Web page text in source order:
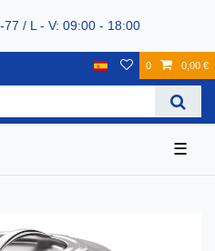
/ L - V: 09:00 - 18:00
0 0,00 €
☰